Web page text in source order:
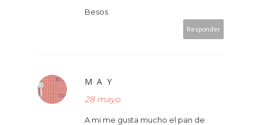
Besos
Responder
M A Y
28 mayo
A mi me gusta mucho el pan de